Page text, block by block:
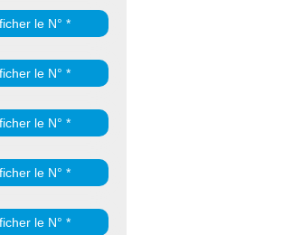
le N° *
le N° *
le N° *
le N° *
le N° *